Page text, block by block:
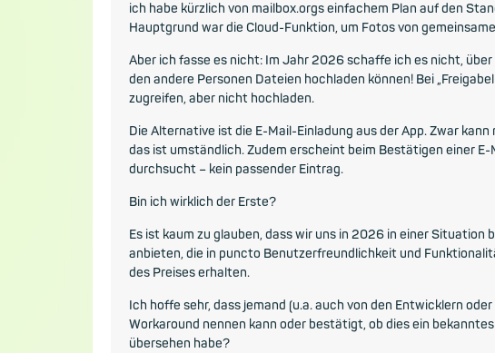
ich habe kürzlich von mailbox.orgs einfachem Plan auf den
Hauptgrund war die Cloud-Funktion, um Fotos von
Aber ich fasse es nicht: Im Jahr 2026 schaffe ich es nicht,
den andere Personen Dateien hochladen können! Bei
zugreifen, aber nicht hochladen.
Die Alternative ist die E-Mail-Einladung aus der App. Zwar
das ist umständlich. Zudem erscheint beim Bestätigen einer
durchsucht – kein passender Eintrag.
Bin ich wirklich der Erste?
Es ist kaum zu glauben, dass wir uns in 2026 in einer Situation
anbieten, die in puncto Benutzerfreundlichkeit und
des Preises erhalten.
Ich hoffe sehr, dass jemand (u.a. auch von den Entwicklern
Workaround nennen kann oder bestätigt, ob dies ein
übersehen habe?